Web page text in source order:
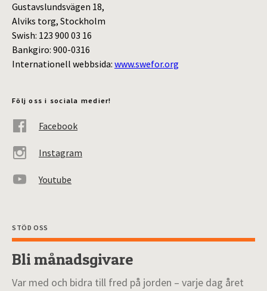
Gustavslundsvägen 18,
Alviks torg, Stockholm
Swish: 123 900 03 16
Bankgiro: 900-0316
Internationell webbsida: www.swefor.org
Följ oss i sociala medier!
Facebook
Instagram
Youtube
STÖD OSS
Bli månadsgivare
Var med och bidra till fred på jorden – varje dag året